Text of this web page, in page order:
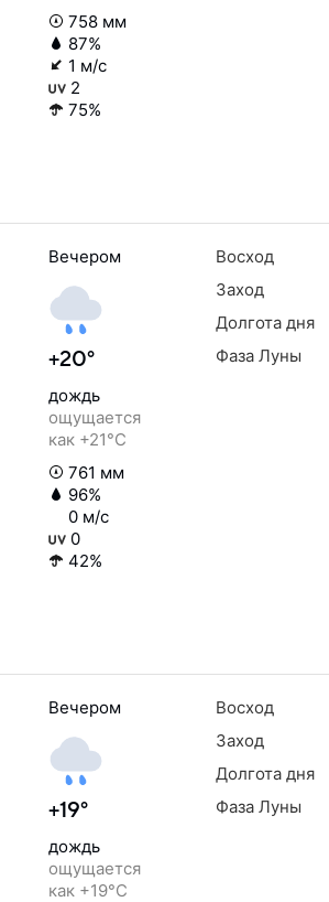
758 мм
87%
1 м/с
2
75%
Вечером
+20°
дождь
ощущается
как +21°C
761 мм
96%
0 м/с
0
42%
Восход
Заход
Долгота дня
Фаза Луны
Вечером
+19°
дождь
ощущается
как +19°C
Восход
Заход
Долгота дня
Фаза Луны